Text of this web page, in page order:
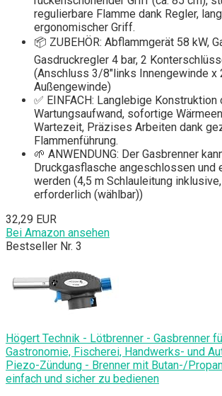
regulierbare Flamme dank Regler,
ergonomischer Griff.
📦 ZUBEHÖR: Abflammgerät 58 kW,
Gasdruckregler 4 bar, 2
(Anschluss 3/8"links Innengewinde x
Außengewinde)
✅ EINFACH: Langlebige Konstruktion
Wartungsaufwand, sofortige
Wartezeit, Präzises Arbeiten dank
Flammenführung.
🌱 ANWENDUNG: Der Gasbrenner
Druckgasflasche angeschlossen und
werden (4,5 m Schlauleitung
erforderlich (wählbar))
32,29 EUR
Bei Amazon ansehen
Bestseller Nr. 3
Högert Technik - Lötbrenner - Gasbrenner
Gastronomie, Fischerei, Handwerks- und
Piezo-Zündung - Brenner mit Butan-/
einfach und sicher zu bedienen